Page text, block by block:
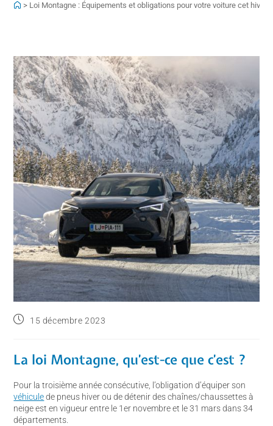
> Loi Montagne : Équipements et obligations pour votre voiture cet hiver !
15 décembre 2023
La loi Montagne, qu’est-ce que c’est ?
Pour la troisième année consécutive, l’obligation d’équiper son
véhiculede pneus hiver ou de détenir des chaînes/chaussettes à
neige est en vigueur entre le 1er novembre et le 31 mars dans 34
départements.